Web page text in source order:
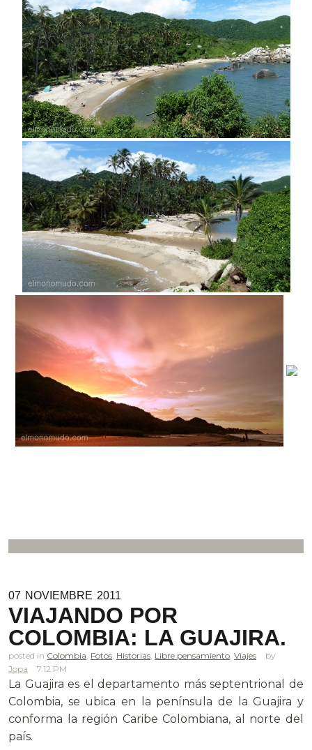
07 NOVIEMBRE 2011
VIAJANDO POR
COLOMBIA: LA GUAJIRA.
posted in Colombia Fotos Historias Libre pensamiento Viajes
Jopa
7.12 PM
La Guajira es el departamento más septentrional de
Colombia, se ubica en la península de la Guajira y
conforma la región Caribe Colombiana, al norte del
país.